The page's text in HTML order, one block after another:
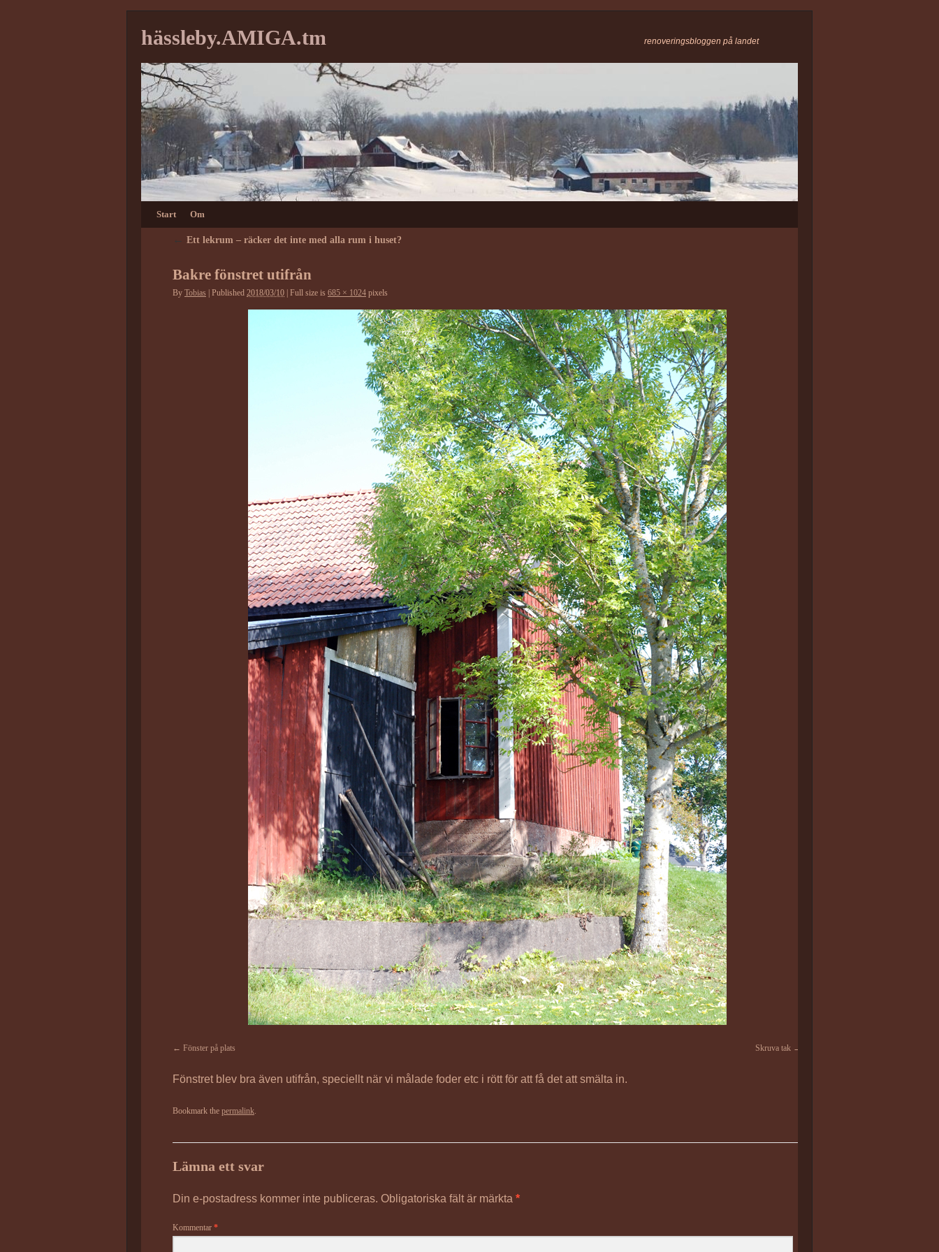
hässleby.AMIGA.tm renoveringsbloggen på landet
Start Om
← Ett lekrum – räcker det inte med alla rum i huset?
Bakre fönstret utifrån
By Tobias Published 2018/03/10 Full size is 685 × 1024 pixels
Fönster på plats Skruva tak
Fönstret blev bra även utifrån, speciellt när vi målade foder etc i rött för att få det att smälta in.
Bookmark the permalink.
Lämna ett svar
Din e-postadress kommer inte publiceras. Obligatoriska fält är märkta *
Kommentar *